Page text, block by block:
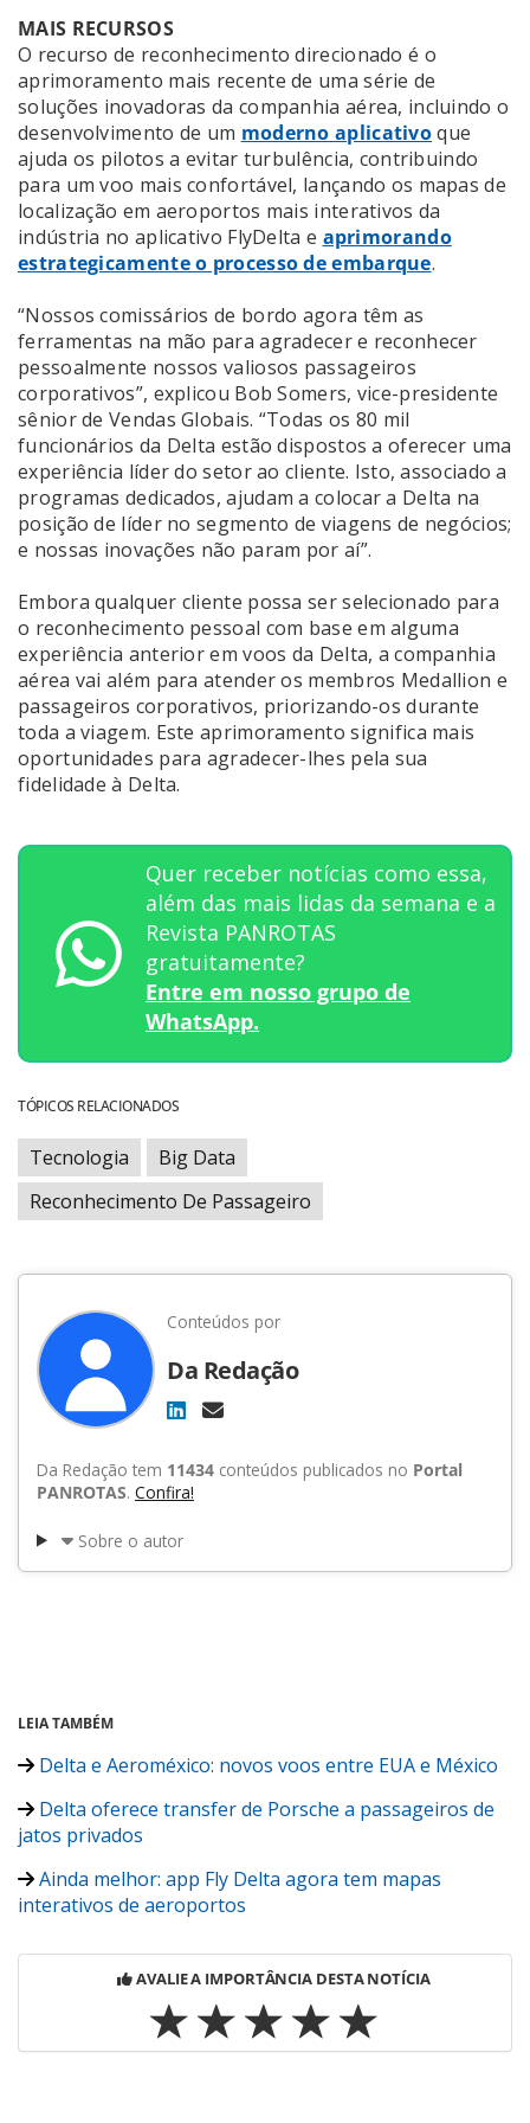
MAIS RECURSOS
O recurso de reconhecimento direcionado é o
aprimoramento mais recente de uma série de
soluções inovadoras da companhia aérea, incluindo o
desenvolvimento de um moderno aplicativoque
ajuda os pilotos a evitar turbulência, contribuindo
para um voo mais confortável, lançando os mapas de
localização em aeroportos mais interativos da
indústria no aplicativo FlyDelta e aprimorando
estrategicamente o processo de embarque.
“Nossos comissários de bordo agora têm as
ferramentas na mão para agradecer e reconhecer
pessoalmente nossos valiosos passageiros
corporativos”, explicou Bob Somers, vice-presidente
sênior de Vendas Globais. “Todas os 80 mil
funcionários da Delta estão dispostos a oferecer uma
experiência líder do setor ao cliente. Isto, associado a
programas dedicados, ajudam a colocar a Delta na
posição de líder no segmento de viagens de negócios;
e nossas inovações não param por aí”.
Embora qualquer cliente possa ser selecionado para
o reconhecimento pessoal com base em alguma
experiência anterior em voos da Delta, a companhia
aérea vai além para atender os membros Medallion e
passageiros corporativos, priorizando-os durante
toda a viagem. Este aprimoramento significa mais
oportunidades para agradecer-lhes pela sua
fidelidade à Delta.
Quer receber notícias como essa,
além das mais lidas da semana e a
Revista PANROTAS
gratuitamente?
Entre em nosso grupo de
WhatsApp.
TÓPICOS RELACIONADOS
Tecnologia
Big Data
Reconhecimento De Passageiro
Conteúdos por
Da Redação
Da Redação tem 11434 conteúdos publicados no Portal
PANROTAS. Confira!
Sobre o autor
LEIA TAMBÉM
Delta e Aeroméxico: novos voos entre EUA e México
Delta oferece transfer de Porsche a passageiros de
jatos privados
Ainda melhor: app Fly Delta agora tem mapas
interativos de aeroportos
AVALIE A IMPORTÂNCIA DESTA NOTÍCIA